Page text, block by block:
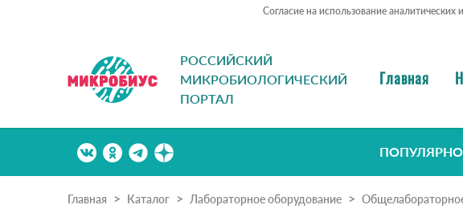
Согласие на использование
РОССИЙСКИЙ
МИКРОБИОЛОГИЧЕСКИЙ
ПОРТАЛ
Главная
Главная Каталог Лабораторное оборудование